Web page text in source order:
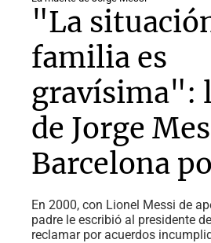
"La
familia es
gravísima":
de Jorge
Barcelona
En 2000, con Lionel Messi de
padre le escribió al presidente
reclamar por acuerdos